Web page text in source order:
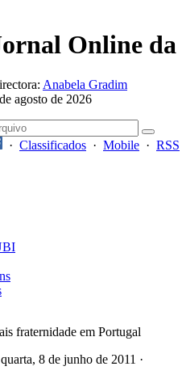
Online da
Anabela Gradim
agosto de 2026
· Classificados · Mobile · RSS
fraternidade em Portugal
quarta, 8 de junho de 2011 ·